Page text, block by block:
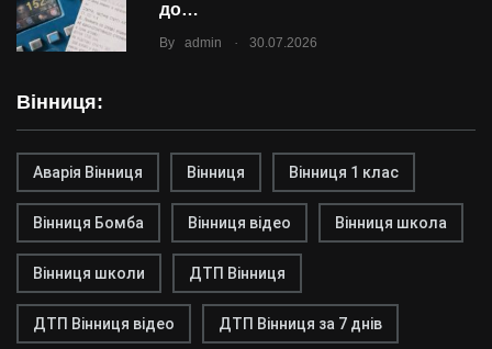
до…
By admin . 30.07.2026
Вінниця:
Аварія Вінниця Вінниця Вінниця 1 клас
Вінниця Бомба Вінниця відео Вінниця школа
Вінниця школи ДТП Вінниця
ДТП Вінниця відео ДТП Вінниця за 7 днів